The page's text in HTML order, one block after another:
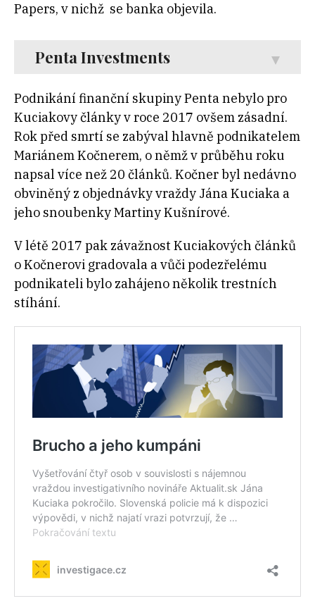
Papers, v nichž se banka objevila.
Penta Investments
Podnikání finanční skupiny Penta nebylo pro
Kuciakovy články v roce 2017 ovšem zásadní.
Rok před smrtí se zabýval hlavně podnikatelem
Mariánem Kočnerem, o němž v průběhu roku
napsal více než 20 článků. Kočner byl nedávno
obviněný z objednávky vraždy Jána Kuciaka a
jeho snoubenky Martiny Kušnírové.
V létě 2017 pak závažnost Kuciakových článků
o Kočnerovi gradovala a vůči podezřelému
podnikateli bylo zahájeno několik trestních
stíhání.